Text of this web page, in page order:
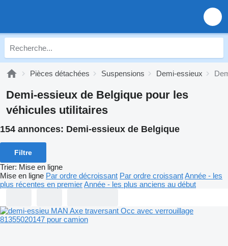
Pièces détachées Suspensions Demi-essieux
Demi-essieux de Belgique pour les
véhicules utilitaires
154 annonces: Demi-essieux de Belgique
Filtre
Trier: Mise en ligne
Mise en ligne Par ordre décroissant Par ordre croissantAnnée - les
plus récentes en premierAnnée - les plus anciens au début